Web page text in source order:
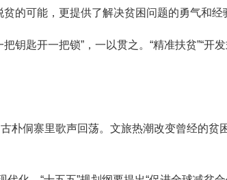
的可能，更提供了解决贫困问题的勇气和经
匙开一把锁”，一以贯之。“精准扶贫”“开
侗寨里歌声回荡。文旅热潮改变曾经的贫